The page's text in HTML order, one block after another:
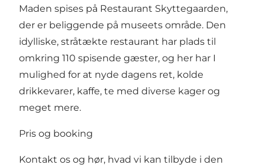
Maden spises på Restaurant Skyttegaarden,
der er beliggende på museets område. Den
idylliske, stråtækte restaurant har plads til
omkring 110 spisende gæster, og her har I
mulighed for at nyde dagens ret, kolde
drikkevarer, kaffe, te med diverse kager og
meget mere.
Pris og booking
Kontakt os og hør, hvad vi kan tilbyde i den